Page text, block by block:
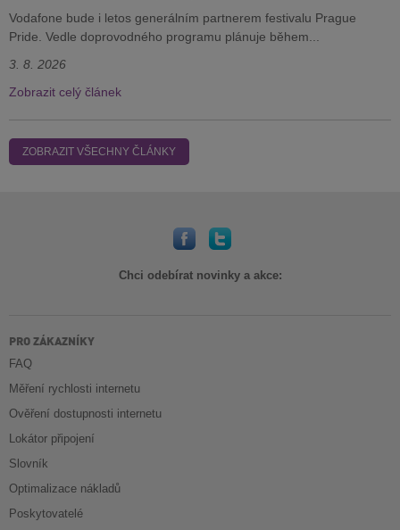
Vodafone bude i letos generálním partnerem festivalu Prague
Pride. Vedle doprovodného programu plánuje během...
3. 8. 2026
Zobrazit celý článek
ZOBRAZIT VŠECHNY ČLÁNKY
Chci odebírat novinky a akce:
PRO ZÁKAZNÍKY
FAQ
Měření rychlosti internetu
Ověření dostupnosti internetu
Lokátor připojení
Slovník
Optimalizace nákladů
Poskytovatelé